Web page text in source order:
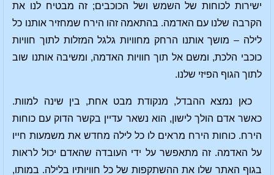
ישירות לכוחות של השמש ושל הכוכבים; זה מבטיח לנו את
הקרבה שלנו עם האדמה. בהתאמה זהו הירח שמחזיר אותנו כל
לילה – מושך אותנו הרחק מחוויות גלגל המזלות לתוך חוויות
כוכבי הלכת, ומשם אל תוך חוויות האדמה, ומשיבה אותנו שוב
לתוך הגוף הפיזי שלנו.
כאן נמצא ההבדל, מנקודת מבט אחת, בין שינה למוות.
כאשר אדם הולך לישון, הוא נשאר עדיין בקשר הדוק עם כוחות
הירח. כוחות הירח מראים לו כל לילה מחדש את משמעות חייו
על האדמה. זה מתאפשר על ידי העובדה שהאדם יכול לראות
בגוף האתר שלו את ההשתקפות של כל חוויותיו בלילה. במותו,